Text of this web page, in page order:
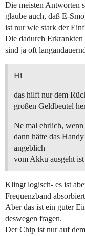
Die meisten Antworten
glaube auch, daß E-
ist nur wie stark der
Die dadurch
sind ja oft
Hi
das hilft nur dem
großen Geldbeutel
Ne mal ehrlich, wenn
dann hätte das
angeblich
vom Akku ausgeht
Klingt logisch- es ist
Frequenzband
Aber das ist ein guter
deswegen fragen.
Der Chip ist nur auf